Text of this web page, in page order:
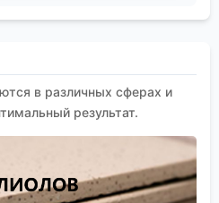
в различных сферах и
результат.